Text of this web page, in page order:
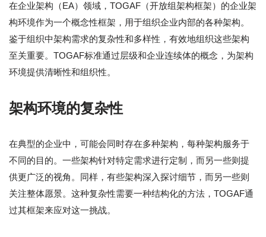
在企业架构（EA）领域，TOGAF（开放组架构框架）的企业架
构环境作为一个概念性框架，用于组织企业内部的各种架构。
鉴于组织中架构需求的复杂性和多样性，有效地组织这些架构
至关重要。TOGAF标准通过层级和企业连续体的概念，为架构
环境提供清晰性和组织性。
架构环境的复杂性
在典型的企业中，可能会同时存在多种架构，每种架构服务于
不同的目的。一些架构针对特定需求进行定制，而另一些则提
供更广泛的视角。同样，有些架构深入探讨细节，而另一些则
关注整体愿景。这种复杂性需要一种结构化的方法，TOGAF通
过其框架来应对这一挑战。